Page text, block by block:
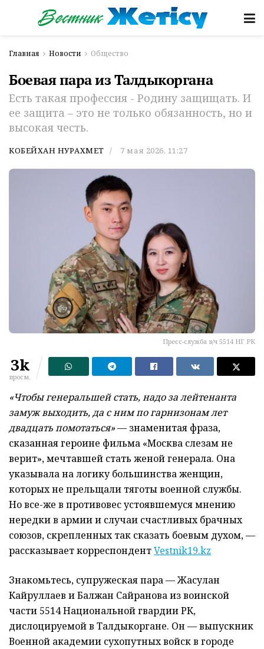
Главная Новости Общество
Боевая пара из Талдыкоргана
Есть такая профессия - Родину защищать. И
ее защита – это не только обязанность, но и
высокая честь.
КОБЕЙХАН НУРАХМЕТ 7 мая 2026, 11:27
Пресс-служба в/ч 5514 НГ РК
3k
просм.
«Чтобы генеральшей стать, надо за лейтенанта
замуж выходить, да с ним по гарнизонам лет
двадцать помотаться»— знаменитая фраза,
сказанная героине фильма «Москва слезам не
верит», мечтавшей стать женой генерала. Она
указывала на логику большинства женщин,
которых не прельщали тяготы военной службы.
Но все-же в противовес устоявшемуся мнению
нередки в армии и случаи счастливых брачных
союзов, скрепленных так сказать боевым духом, —
рассказывает корреспондентVestnik19.kz
Знакомьтесь, супружеская пара — Жасулан
Кайруллаев и Балжан Сайранова из воинской
части 5514 Национальной гвардии РК,
дислоцируемой в Талдыкоргане. Он — выпускник
Военной академии сухопутных войск в городе